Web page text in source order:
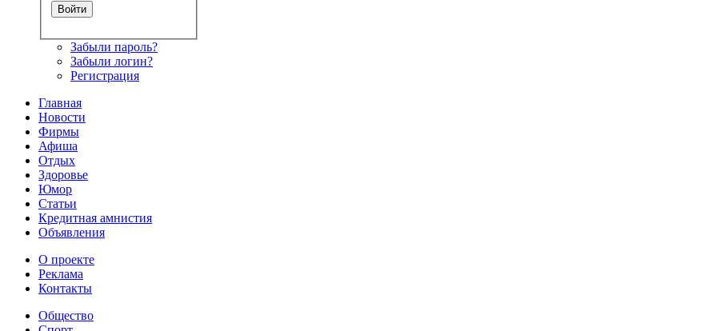
Забыли пароль?
Забыли логин?
Регистрация
Главная
Новости
Фирмы
Афиша
Отдых
Здоровье
Юмор
Статьи
Кредитная амнистия
Объявления
О проекте
Реклама
Контакты
Общество